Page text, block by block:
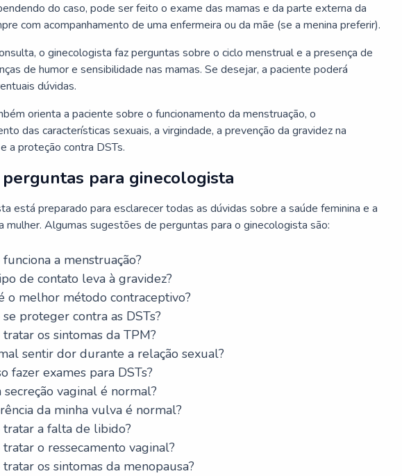
do caso, pode ser feito o exame das mamas e da parte externa da
com acompanhamento de uma enfermeira ou da mãe (se a menina preferir).
o ginecologista faz perguntas sobre o ciclo menstrual e a presença de
de humor e sensibilidade nas mamas. Se desejar, a paciente poderá
dúvidas.
orienta a paciente sobre o funcionamento da menstruação, o
das características sexuais, a virgindade, a prevenção da gravidez na
a proteção contra DSTs.
para ginecologista
está preparado para esclarecer todas as dúvidas sobre a saúde feminina e a
mulher. Algumas sugestões de perguntas para o ginecologista são:
a menstruação?
de contato leva à gravidez?
o melhor método contraceptivo?
proteger contra as DSTs?
tratar os sintomas da TPM?
sentir dor durante a relação sexual?
fazer exames para DSTs?
secreção vaginal é normal?
da minha vulva é normal?
tratar a falta de libido?
tratar o ressecamento vaginal?
tratar os sintomas da menopausa?